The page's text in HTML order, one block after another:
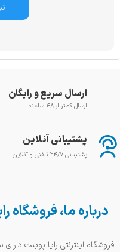
درباره ما، فروشگاه
فروشگاه اینترنتی رایا پوینت
ارسال سریع و رایگان
ارسال کمتر از ۴۸ ساعته
پشتیبانی آنلاین
پشتیبانی ۲۴/۷ تلفنی و آنلاین